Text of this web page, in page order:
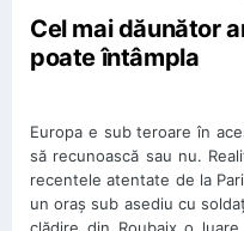
Cel mai dăunător
poate întâmpla
Europa e sub teroare în
să recunoască sau nu.
recentele atentate de la
un oraş sub asediu cu